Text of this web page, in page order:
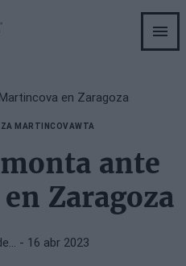
en Zaragoza
MARTINCOVAWTA
ante
Zaragoza
- 16 abr 2023